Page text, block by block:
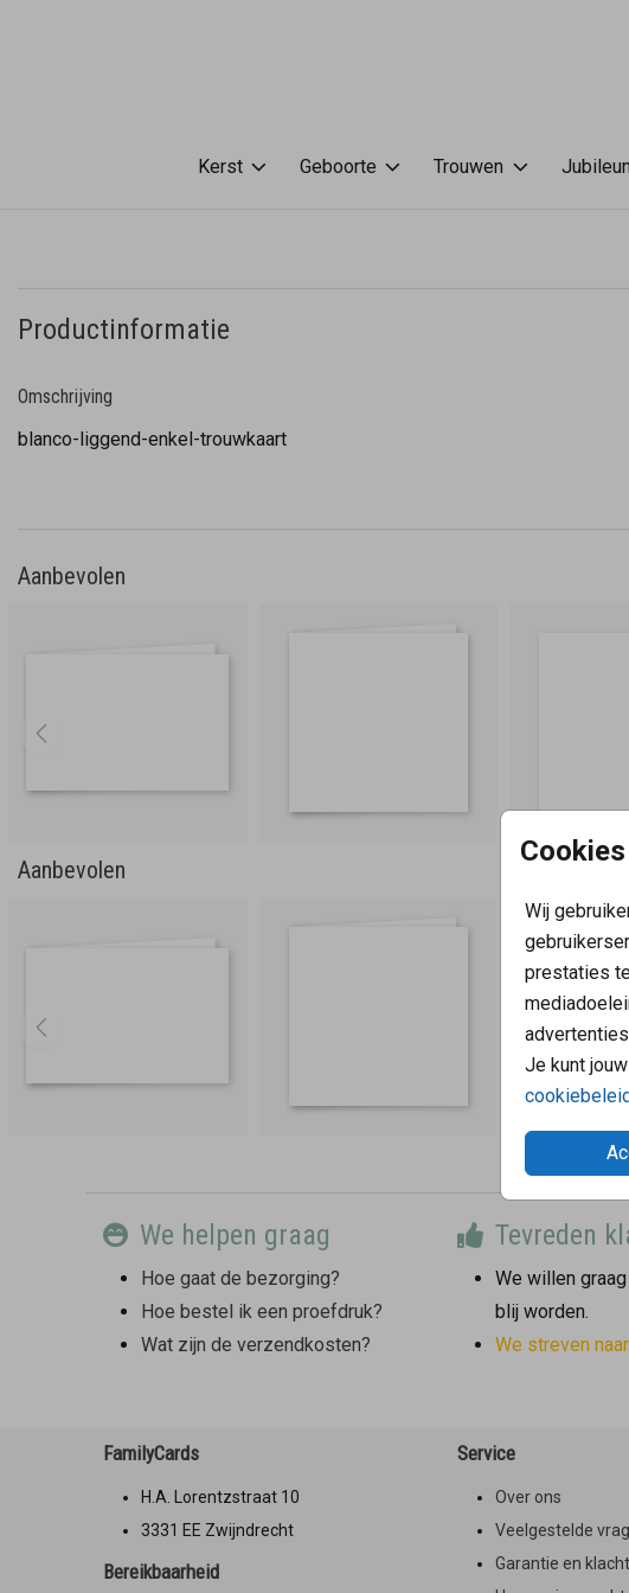
Kerst Geboorte Trouwen
Cookies
Wij
prestaties
Je kunt
Productinformatie
Omschrijving
blanco-liggend-enkel-trouwkaart
Aanbevolen
Aanbevolen
We helpen graag
Hoe gaat de bezorging?
Hoe bestel ik een proefdruk?
Wat zijn de verzendkosten?
Tevreden
We willen
blij worden.
We streven
FamilyCards
H.A. Lorentzstraat 10
3331 EE Zwijndrecht
Bereikbaarheid
Service
Over ons
Veelgestelde
Garantie en